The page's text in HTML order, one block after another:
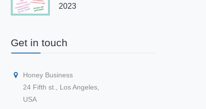
2023
Get in touch
Honey Business
24 Fifth st., Los Angeles,
USA